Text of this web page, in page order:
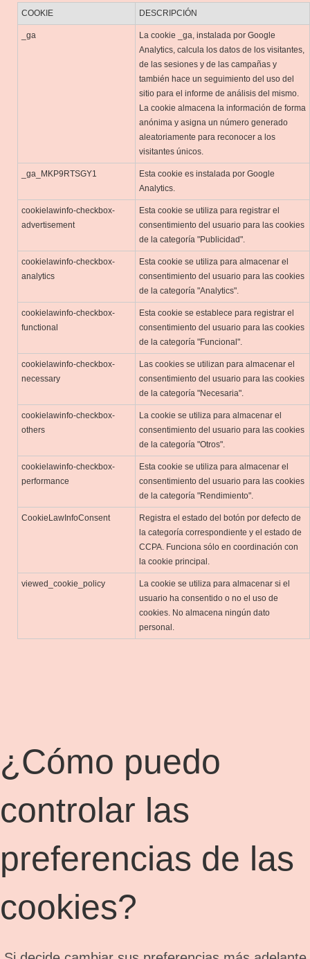
COOKIE DESCRIPCIÓN
_ga
La cookie _ga, instalada por Google
Analytics, calcula los datos de los visitantes,
de las sesiones y de las campañas y
también hace un seguimiento del uso del
sitio para el informe de análisis del mismo.
La cookie almacena la información de forma
anónima y asigna un número generado
aleatoriamente para reconocer a los
visitantes únicos.
_ga_MKP9RTSGY1
Esta cookie es instalada por Google
Analytics.
cookielawinfo-checkbox-
advertisement
Esta cookie se utiliza para registrar el
consentimiento del usuario para las cookies
de la categoría "Publicidad".
cookielawinfo-checkbox-
analytics
Esta cookie se utiliza para almacenar el
consentimiento del usuario para las cookies
de la categoría "Analytics".
cookielawinfo-checkbox-
functional
Esta cookie se establece para registrar el
consentimiento del usuario para las cookies
de la categoría "Funcional".
cookielawinfo-checkbox-
necessary
Las cookies se utilizan para almacenar el
consentimiento del usuario para las cookies
de la categoría "Necesaria".
cookielawinfo-checkbox-
others
La cookie se utiliza para almacenar el
consentimiento del usuario para las cookies
de la categoría "Otros".
cookielawinfo-checkbox-
performance
Esta cookie se utiliza para almacenar el
consentimiento del usuario para las cookies
de la categoría "Rendimiento".
CookieLawInfoConsent
Registra el estado del botón por defecto de
la categoría correspondiente y el estado de
CCPA. Funciona sólo en coordinación con
la cookie principal.
viewed_cookie_policy
La cookie se utiliza para almacenar si el
usuario ha consentido o no el uso de
cookies. No almacena ningún dato
personal.
¿Cómo puedo
controlar las
preferencias de las
cookies?